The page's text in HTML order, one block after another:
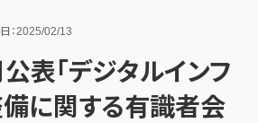
：2025/02/13
表「デジタルインフ
備に関する有識者会